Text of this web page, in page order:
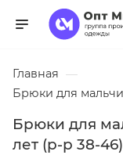
Главная —
Брюки для
Брюки для
лет (р-р 38-46)